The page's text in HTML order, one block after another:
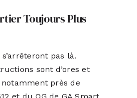
Toujours Plus
pas là.
sont d’ores et
notamment près de